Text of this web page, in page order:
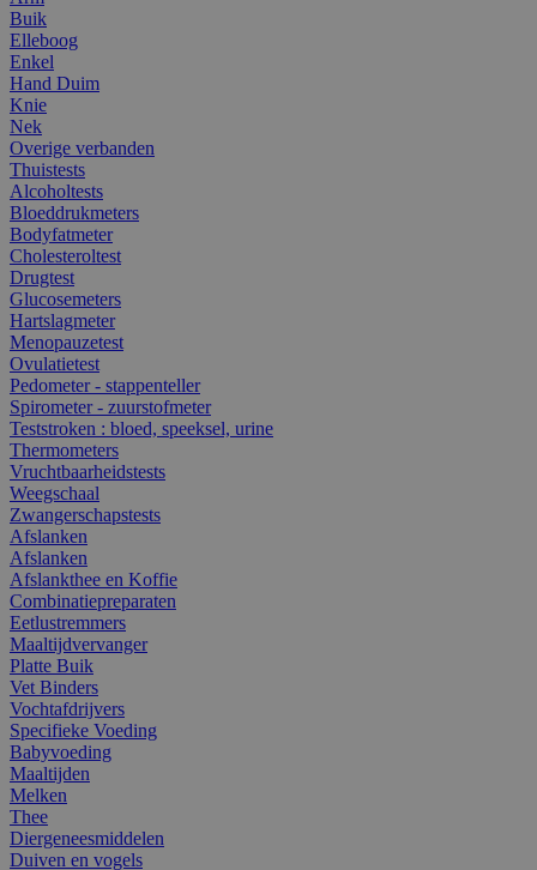
Buik
Elleboog
Enkel
Hand Duim
Knie
Nek
Overige verbanden
Thuistests
Alcoholtests
Bloeddrukmeters
Bodyfatmeter
Cholesteroltest
Drugtest
Glucosemeters
Hartslagmeter
Menopauzetest
Ovulatietest
Pedometer - stappenteller
Spirometer - zuurstofmeter
Teststroken : bloed, speeksel, urine
Thermometers
Vruchtbaarheidstests
Weegschaal
Zwangerschapstests
Afslanken
Afslanken
Afslankthee en Koffie
Combinatiepreparaten
Eetlustremmers
Maaltijdvervanger
Platte Buik
Vet Binders
Vochtafdrijvers
Specifieke Voeding
Babyvoeding
Maaltijden
Melken
Thee
Diergeneesmiddelen
Duiven en vogels